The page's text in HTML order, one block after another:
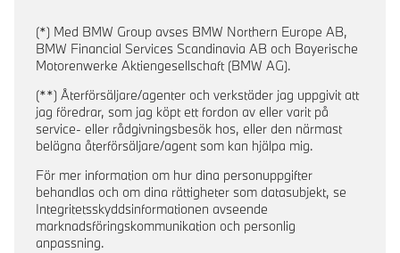
(*) Med BMW Group avses BMW Northern Europe AB,
BMW Financial Services Scandinavia AB och Bayerische
Motorenwerke Aktiengesellschaft (BMW AG).
(**) Återförsäljare/agenter och verkstäder jag uppgivit att
jag föredrar, som jag köpt ett fordon av eller varit på
service- eller rådgivningsbesök hos, eller den närmast
belägna återförsäljare/agent som kan hjälpa mig.
För mer information om hur dina personuppgifter
behandlas och om dina rättigheter som datasubjekt, se
Integritetsskyddsinformationen avseende
marknadsföringskommunikation och personlig
anpassning.